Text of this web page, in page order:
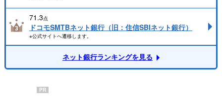
71.3点
ドコモSMTBネット銀行（旧：住信SBIネット銀行）
※公式サイトへ遷移します。
ネット銀行ランキングを見る
PR